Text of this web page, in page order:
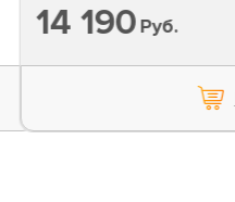
14 190Руб.